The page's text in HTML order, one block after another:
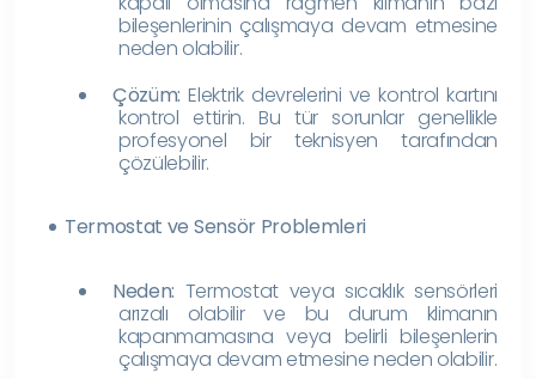
bileşenlerinin çalışmaya devam etmesine
neden olabilir.
Çözüm: Elektrik devrelerini ve kontrol kartını
kontrol ettirin. Bu tür sorunlar genellikle
profesyonel bir teknisyen tarafından
çözülebilir.
Termostat ve Sensör Problemleri
Neden: Termostat veya sıcaklık sensörleri
arızalı olabilir ve bu durum klimanın
kapanmamasına veya belirli bileşenlerin
çalışmaya devam etmesine neden olabilir.